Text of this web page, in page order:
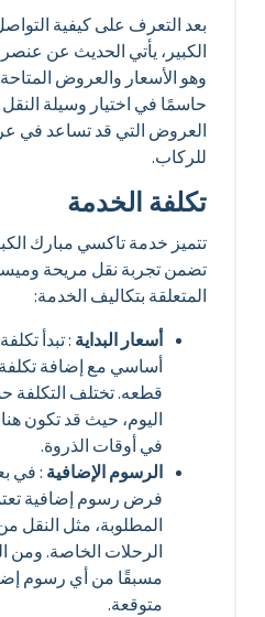
بعد التعرف على كيفية
الكبير، يأتي الحديث عن
وهو الأسعار والعروض المتاحة.
حاسمًا في اختيار وسيلة النقل
العروض التي قد تساعد في
للركاب.
تكلفة الخدمة
تتميز خدمة تاكسي مبارك
تضمن تجربة نقل مريحة
المتعلقة بتكاليف الخدمة:
أسعار البداية: تبدأ
أساسي مع إضافة تكلفة
قطعه. تختلف
اليوم، حيث قد تكون
في أوقات الذروة.
الرسوم الإضافية: في
فرض رسوم إضافية
المطلوبة، مثل النقل
الرحلات الخاصة. ومن
مسبقًا من أي رسوم
متوقعة.